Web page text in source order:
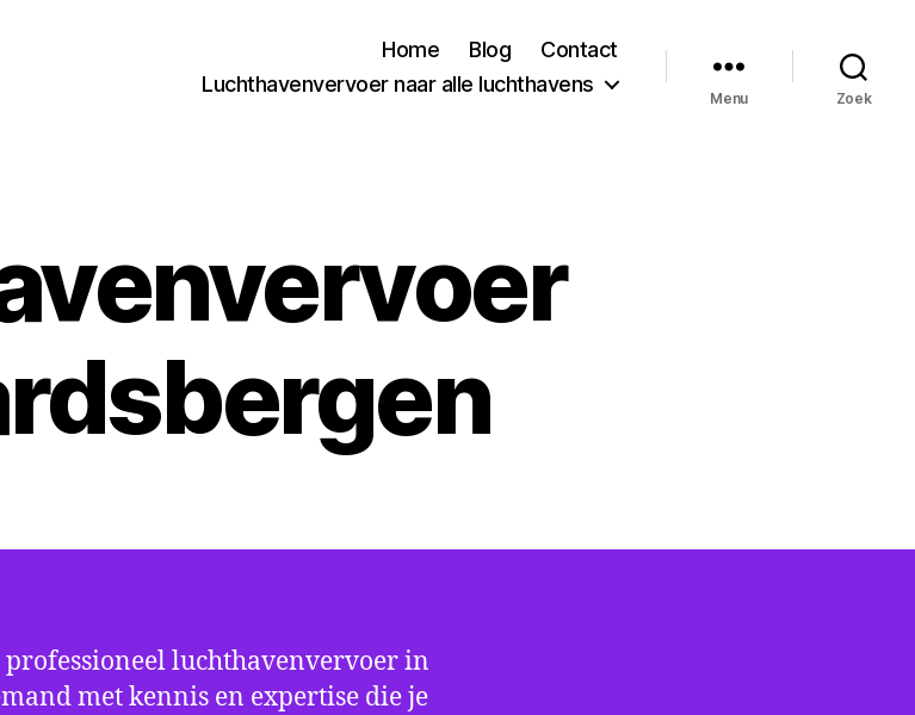
Home Blog
Contact
Luchthavenvervoer naar alle luchthavens
Menu Zoek
professioneel luchthavenvervoer in
met kennis en expertise die je